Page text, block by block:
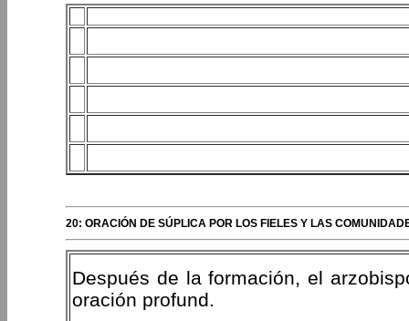
20: ORACIÓN DE SÚPLICA POR LOS FIELES Y LAS
Después de la formación, el
oración profund.